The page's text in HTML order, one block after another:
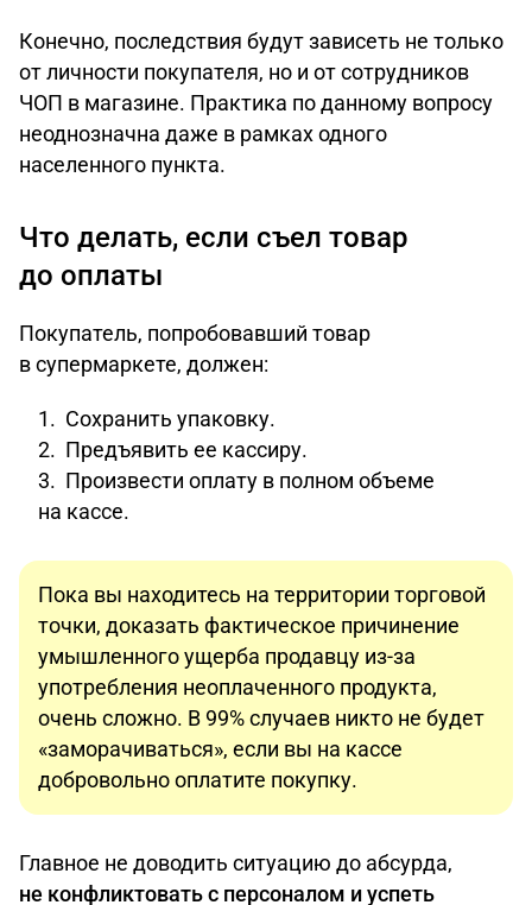
Конечно, последствия будут зависеть не только
от личности покупателя, но и от сотрудников
ЧОП в магазине. Практика по данному вопросу
неоднозначна даже в рамках одного
населенного пункта.
Что делать, если съел товар
до оплаты
Покупатель, попробовавший товар
в супермаркете, должен:
Сохранить упаковку.
Предъявить ее кассиру.
Произвести оплату в полном объеме
на кассе.
Пока вы находитесь на территории торговой
точки, доказать фактическое причинение
умышленного ущерба продавцу из-за
употребления неоплаченного продукта,
очень сложно. В 99% случаев никто не будет
«заморачиваться», если вы на кассе
добровольно оплатите покупку.
Главное не доводить ситуацию до абсурда,
не конфликтовать с персоналом и успеть